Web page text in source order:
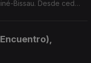
Bissau. Desde cedo,